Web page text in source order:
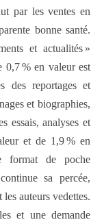
par les ventes en
bonne santé.
et actualités »
0,7 % en valeur est
des reportages et
et biographies,
essais, analyses et
et de 1,9 % en
format de poche
sa percée,
auteurs vedettes.
et une demande